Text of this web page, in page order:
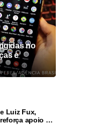
no
e
Luiz Fux,
apoio a